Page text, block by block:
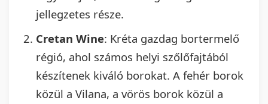
jellegzetes része.
Cretan Wine: Kréta gazdag bortermelő
régió, ahol számos helyi szőlőfajtából
készítenek kiváló borokat. A fehér borok
közül a Vilana, a vörös borok közül a